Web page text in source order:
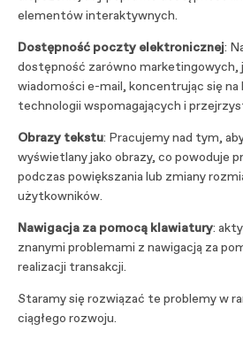
elementów interaktywnych.
Dostępność poczty elektronicznej:
dostępność zarówno marketingowych,
wiadomości e-mail, koncentrując się na
technologii wspomagających i
Obrazy tekstu: Pracujemy nad tym,
wyświetlany jako obrazy, co powoduje
podczas powiększania lub zmiany
użytkowników.
Nawigacja za pomocą klawiatury:
znanymi problemami z nawigacją za
realizacji transakcji.
Staramy się rozwiązać te problemy w
ciągłego rozwoju.